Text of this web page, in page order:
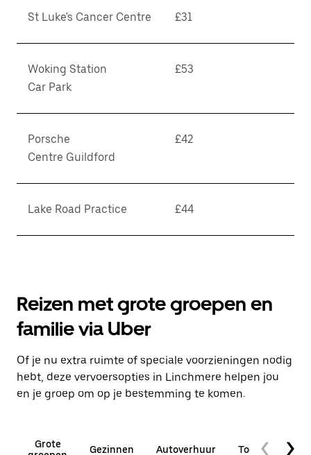
St Luke's Cancer Centre £31
Woking Station
Car Park
£53
Porsche
Centre Guildford
£42
Lake Road Practice £44
Reizen met grote groepen en
familie via Uber
Of je nu extra ruimte of speciale voorzieningen nodig
hebt, deze vervoersopties in Linchmere helpen jou
en je groep om op je bestemming te komen.
Grote
Gezinnen Autoverhuur